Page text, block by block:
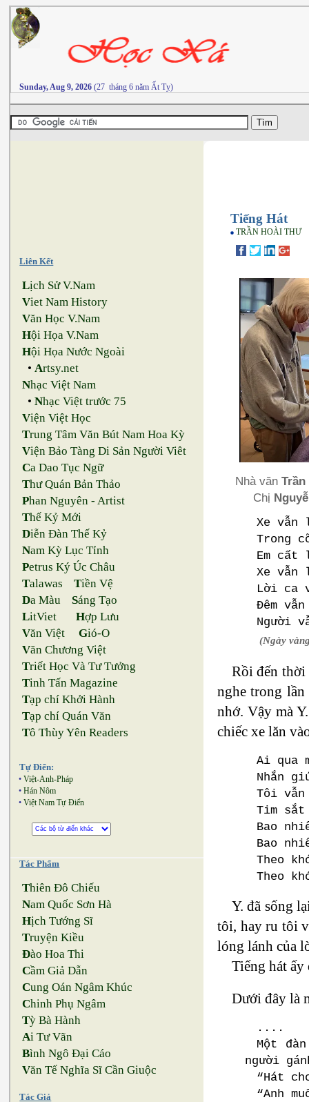
Sunday, Aug 9, 2026 (27 tháng 6 năm Ất Tỵ)
Liên Kết
Lịch Sử V.Nam
Viet Nam History
Văn Học V.Nam
Hội Họa V.Nam
Hội Họa Nước Ngoài
•Artsy.net
Nhạc Việt Nam
•Nhạc Việt trước 75
Viện Việt Học
Trung Tâm Văn Bút Nam Hoa Kỳ
Viện Bảo Tàng Di Sản Người Viêt
Ca Dao Tục Ngữ
Thư Quán Bản Thảo
Phan Nguyên - Artist
Thế Kỷ Mới
Diễn Đàn Thế Kỷ
Nam Kỳ Lục Tỉnh
Petrus Ký Úc Châu
Talawas Tiền Vệ
Da Màu Sáng Tạo
LitViet Hợp Lưu
Văn Việt Gió-O
Văn Chương Việt
Triết Học Và Tư Tưởng
Tinh Tấn Magazine
Tạp chí Khởi Hành
Tạp chí Quán Văn
Tô Thùy Yên Readers
Tự Điển:
• Việt-Anh-Pháp
• Hán Nôm
• Việt Nam Tự Điển
Tác Phẩm
Thiên Đô Chiếu
Nam Quốc Sơn Hà
Hịch Tướng Sĩ
Truyện Kiều
Đào Hoa Thi
Cầm Giả Dẫn
Cung Oán Ngâm Khúc
Chinh Phụ Ngâm
Tỳ Bà Hành
Ai Tư Vãn
Bình Ngô Đại Cáo
Văn Tế Nghĩa Sĩ Cần Giuộc
Tác Giả
Tiếng Hát
TRẦN HOÀI THƯ
Nhà văn
Chị
Xe vẫn
Trong
Em cất
Xe vẫn
Lời ca
Đêm
Người
(Ngày
Rồi đến thời
nghe trong
nhớ. Vậy mà
chiếc xe lăn
Ai qua
Nhắn
Tôi vẫn
Tim sắt
Bao
Bao
Theo
Theo
Y. đã sống
tôi, hay ru tôi
lóng lánh của
Tiếng hát
Dưới đây là
....
Một
người
“Hát
“Anh